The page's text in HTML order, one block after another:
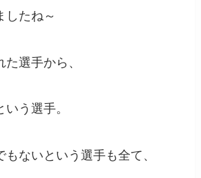
したね～
選手から、
う選手。
ないという選手も全て、